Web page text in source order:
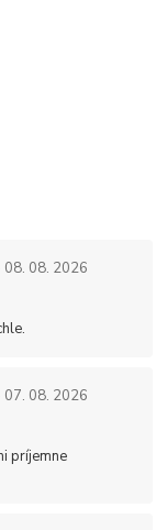
08. 08. 2026
07. 08. 2026
príjemne